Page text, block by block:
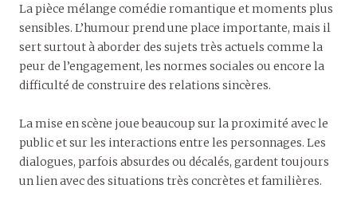
La pièce mélange comédie romantique et moments plus
sensibles. L’humour prend une place importante, mais il
sert surtout à aborder des sujets très actuels comme la
peur de l’engagement, les normes sociales ou encore la
difficulté de construire des relations sincères.
La mise en scène joue beaucoup sur la proximité avec le
public et sur les interactions entre les personnages. Les
dialogues, parfois absurdes ou décalés, gardent toujours
un lien avec des situations très concrètes et familières.